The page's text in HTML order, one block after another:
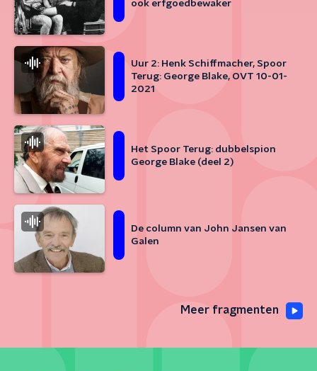
ook erfgoedbewaker
Uur 2: Henk Schiffmacher, Spoor
Terug: George Blake, OVT 10-01-
2021
Het Spoor Terug: dubbelspion
George Blake (deel 2)
De column van John Jansen van
Galen
Meer fragmenten